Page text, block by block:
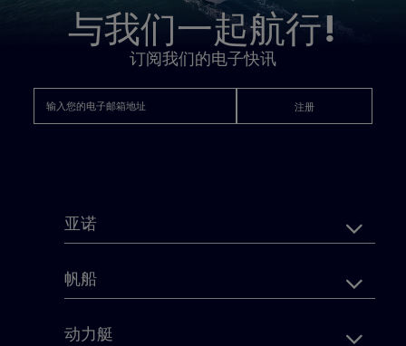
与我们一起航行!
订阅我们的电子快讯
注册
脚
导
亚诺
帆船
动力艇